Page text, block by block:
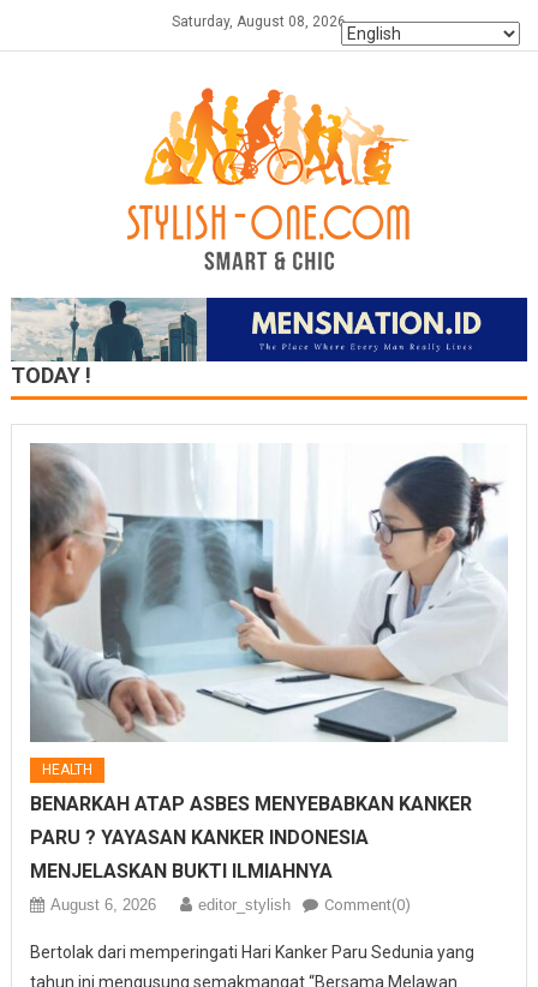
Saturday, August 08, 2026
TODAY !
HEALTH
BENARKAH ATAP ASBES MENYEBABKAN KANKER
PARU ? YAYASAN KANKER INDONESIA
MENJELASKAN BUKTI ILMIAHNYA
August 6, 2026 editor_stylish Comment(0)
Bertolak dari memperingati Hari Kanker Paru Sedunia yang
tahun ini mengusung semakmangat “Bersama Melawan